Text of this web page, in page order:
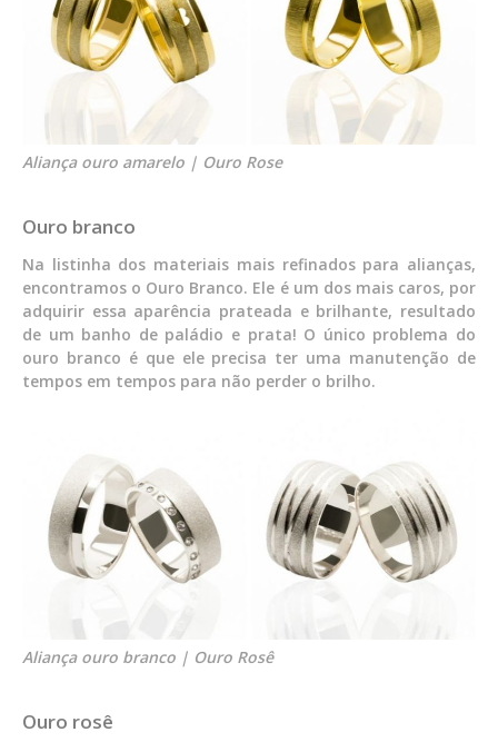
Aliança ouro amarelo | Ouro Rose
Ouro branco
Na listinha dos materiais mais refinados para alianças,
encontramos o Ouro Branco. Ele é um dos mais caros, por
adquirir essa aparência prateada e brilhante, resultado
de um banho de paládio e prata! O único problema do
ouro branco é que ele precisa ter uma manutenção de
tempos em tempos para não perder o brilho.
Aliança ouro branco | Ouro Rosê
Ouro rosê